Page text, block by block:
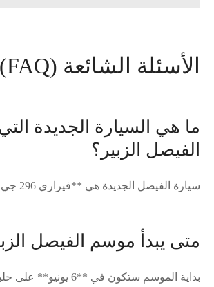
الأسئلة الشائعة (FAQ)
ما هي السيارة الجديدة
الفيصل الزبير؟
سيارة الفيصل الجديدة هي **فيراري 296 جي تي 3**.
متى يبدأ موسم الفيصل
بداية الموسم ستكون في **6 يونيو** على حلبة ميزانو.